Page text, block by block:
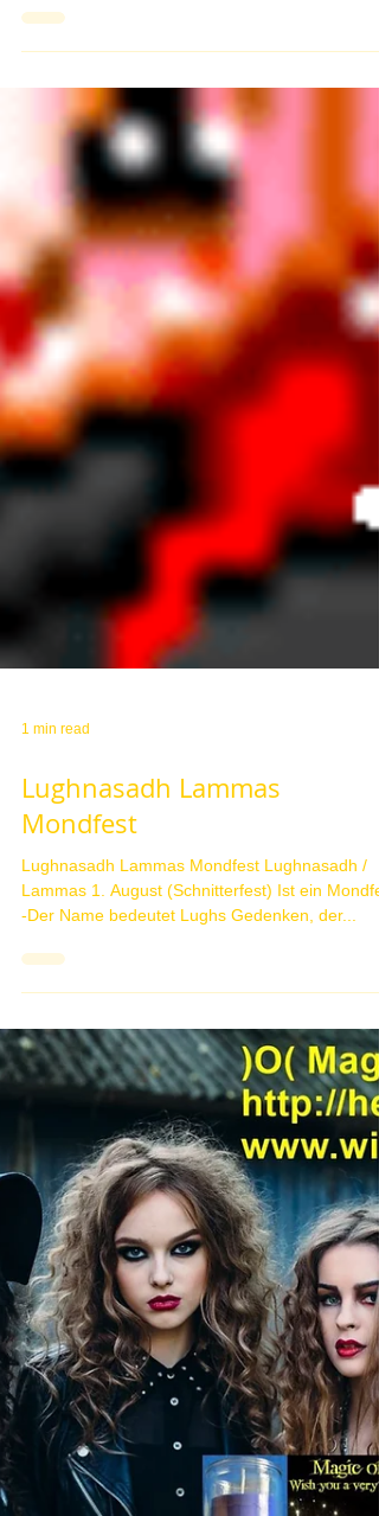
Magic of Brighid Hexenzauber Händlerliste
Hexenzauber Brighid Informationen in Deutsch,
1 min read
Lughnasadh Lammas
Mondfest
Lughnasadh Lammas Mondfest Lughnasadh /
-Der Name bedeutet Lughs Gedenken, der...